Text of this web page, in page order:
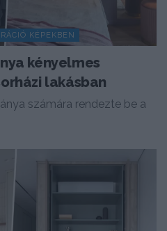
KÉPEKBEN
kényelmes
lakásban
számára rendezte be a